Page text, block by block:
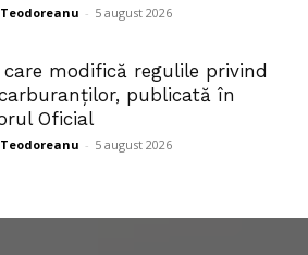
- 5 august 2026
care modifică regulile privind
publicată în
Oficial
- 5 august 2026